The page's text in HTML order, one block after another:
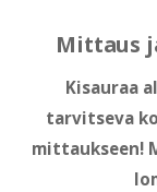
Mittaus
Kisauraa
tarvitseva
mittaukseen!